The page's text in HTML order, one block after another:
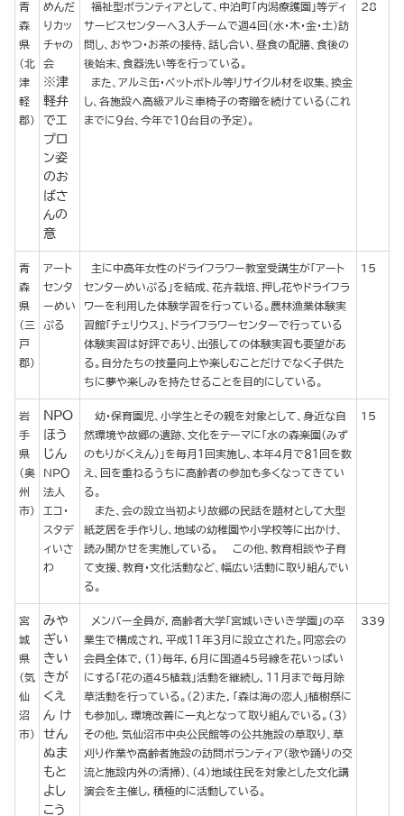
青
森
県
（北
津
軽
郡）
めんだ
りカッ
チャの
会
※津
軽弁
でエ
プロ
ン姿
のお
ばさ
んの
意
福祉型ボランティアとして、中泊町「内潟療護園」等ディ
サービスセンターへ３人チームで週４回（水・木・金・土）訪
問し、おやつ・お茶の接待、話し合い、昼食の配膳、食後の
後始末、食器洗い等を行っている。
また、アルミ缶・ペットボトル等リサイクル材を収集、換金
し、各施設へ高級アルミ車椅子の寄贈を続けている（これ
までに９台、今年で１０台目の予定）。
28
青
森
県
（三
戸
郡）
アート
センタ
ーめい
ぷる
主に中高年女性のドライフラワー教室受講生が「アート
センターめいぷる」を結成、花卉栽培、押し花やドライフラ
ワーを利用した体験学習を行っている。農林漁業体験実
習館「チェリウス」、ドライフラワーセンターで行っている
体験実習は好評であり、出張しての体験実習も要望があ
る。自分たちの技量向上や楽しむことだけでなく子供た
ちに夢や楽しみを持たせることを目的にしている。
15
岩
手
県
（奥
州
市）
NPO
ほう
じん
ＮＰＯ
法人
エコ・
スタデ
ィいさ
わ
幼・保育園児、小学生とその親を対象として、身近な自
然環境や故郷の遺跡、文化をテーマに「水の森楽園（みず
のもりがくえん）」を毎月１回実施し、本年４月で８１回を数
え、回を重ねるうちに高齢者の参加も多くなってきてい
る。
また、会の設立当初より故郷の民話を題材として大型
紙芝居を手作りし、地域の幼稚園や小学校等に出かけ、
読み聞かせを実施している。 この他、教育相談や子育
て支援、教育・文化活動など、幅広い活動に取り組んでい
る。
15
宮
城
県
（気
仙
沼
市）
みや
ぎい
きい
きが
くえ
ん け
せん
ぬま
もと
よし
こう
メンバー全員が，高齢者大学「宮城いきいき学園」の卒
業生で構成され，平成１１年３月に設立された。同窓会の
会員全体で，（１）毎年，６月に国道４５号線を花いっぱい
にする「花の道４５植栽」活動を継続し，１１月まで毎月除
草活動を行っている。（２）また，「森は海の恋人」植樹祭に
も参加し，環境改善に一丸となって取り組んでいる。（３）
その他，気仙沼市中央公民館等の公共施設の草取り、草
刈り作業や高齢者施設の訪問ボランティア（歌や踊りの交
流と施設内外の清掃）、（４）地域住民を対象とした文化講
演会を主催し，積極的に活動している。
339